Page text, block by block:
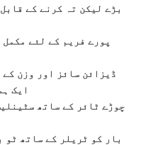
بڑے لیکن تہ کرنے کے
پورے فریم کے لئے
ڈیزائن سائز اور وزن
ایک
چوڑے ٹائر کے ساتھ
بار کو ٹریلر کے ساتھ ٹو